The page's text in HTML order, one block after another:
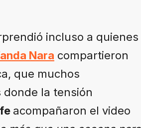
incluso a quienes
Nara compartieron
que muchos
la tensión
acompañaron el video